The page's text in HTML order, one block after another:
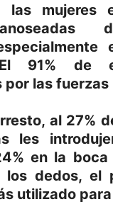
las mujeres
91% de
las fuerzas
al 27%
les
en la
los dedos, el
utilizado